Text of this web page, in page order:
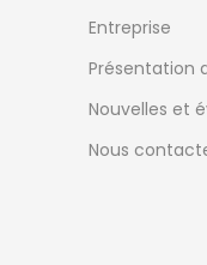
Entreprise
Présentation
Nouvelles et
Nous